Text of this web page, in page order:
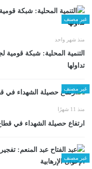
غير مصنف
منذ شهر واحد
التنمية المحلية: شبكة قومية
تداولها
غير مصنف
منذ 11 شهرًا
ارتفاع حصيلة الشهداء في قطاع
غير مصنف